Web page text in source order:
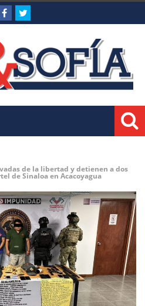
de la libertad y detienen a dos
de Sinaloa en Acacoyagua